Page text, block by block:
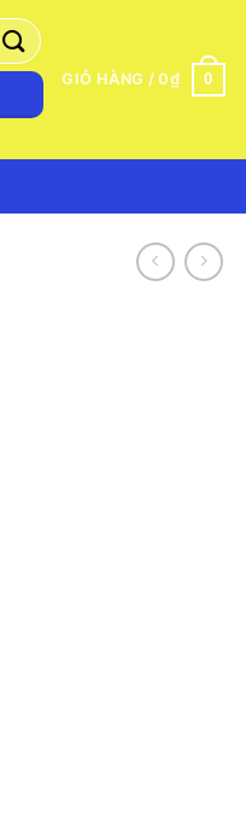
GIỎ HÀNG /0₫ 0